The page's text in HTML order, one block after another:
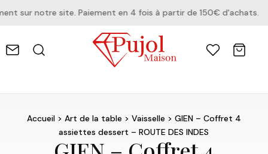
sur notre site. Paiement en 4 fois à partir de 150€ d'achats.
Accueil> Art de la table> Vaisselle> GIEN – Coffret 4
assiettes dessert – ROUTE DES INDES